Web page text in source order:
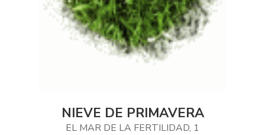
NIEVE DE PRIMAVERA
EL MAR DE LA FERTILIDAD, 1